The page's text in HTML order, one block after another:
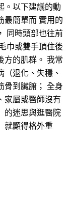
。以下建議的動
最簡單而 實用的
同時頭部也往前
巾或雙手頂住後
方的肌群。 我常
退化、失穩、
骨到臟腑； 全身
家屬或醫師沒有
的迷思與逛醫院
就顯得格外重